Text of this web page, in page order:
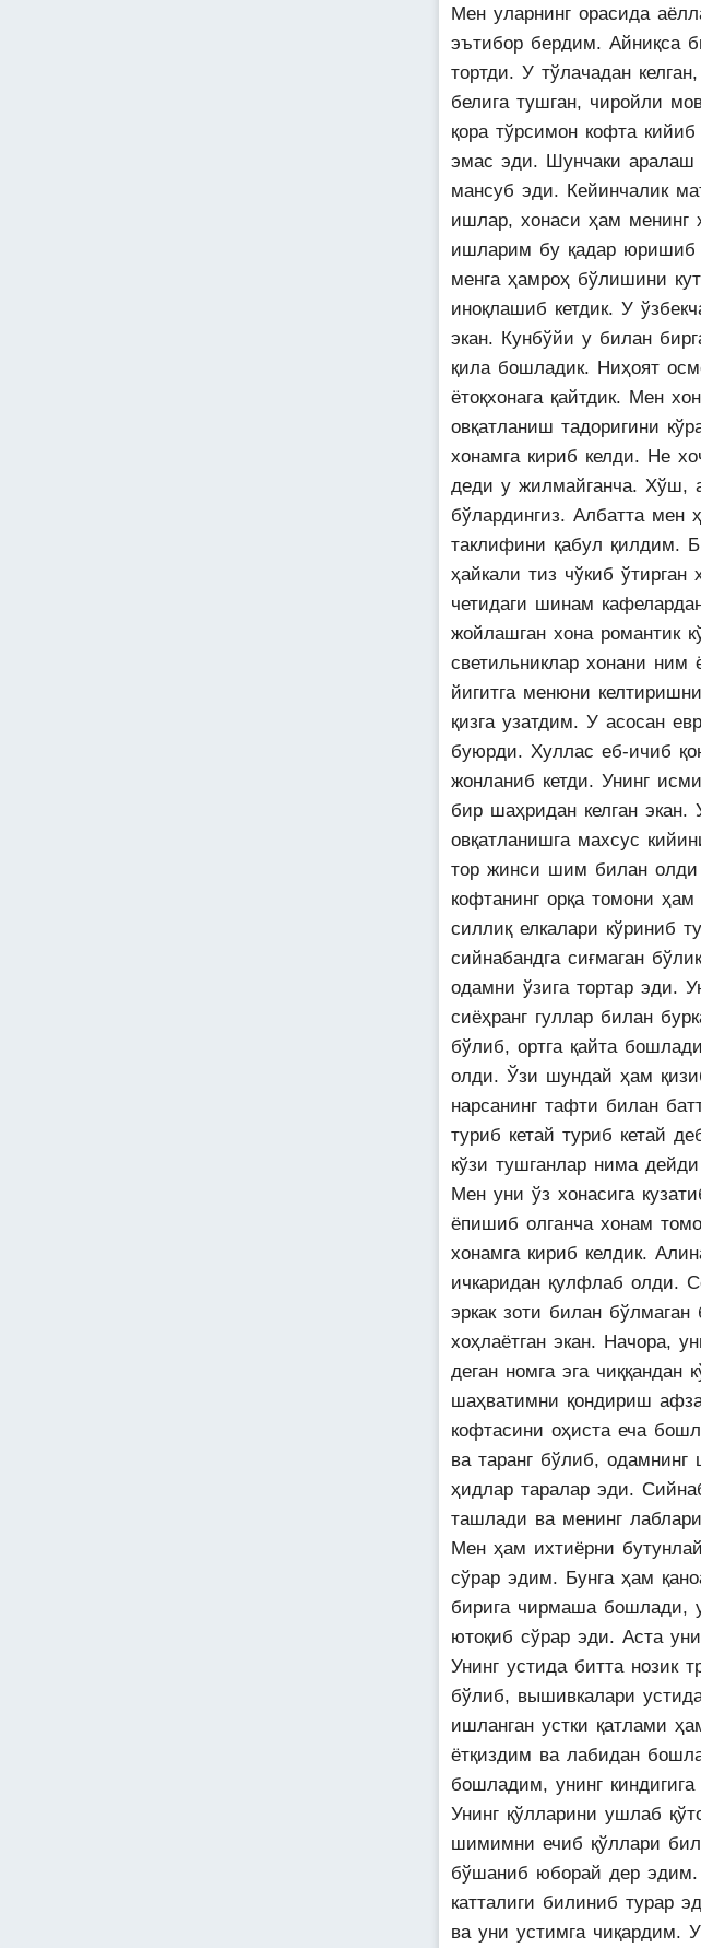
Мен уларнинг орасида
эътибор бердим. Айниқса
тортди. У тўлачадан
белига тушган, чиройли
қора тўрсимон кофта
эмас эди. Шунчаки аралаш
мансуб эди. Кейинчалик
ишлар, хонаси ҳам менинг
ишларим бу қадар юришиб
менга ҳамроҳ бўлишини
иноқлашиб кетдик. У
экан. Кунбўйи у билан
қила бошладик. Ниҳоят
ётоқхонага қайтдик. Мен
овқатланиш тадоригини
хонамга кириб келди. Не
деди у жилмайганча. Хўш,
бўлардингиз. Албатта мен
таклифини қабул қилдим.
ҳайкали тиз чўкиб
четидаги шинам
жойлашган хона романтик
светильниклар хонани
йигитга менюни
қизга узатдим. У асосан
буюрди. Хуллас еб-ичиб
жонланиб кетди. Унинг
бир шаҳридан келган
овқатланишга махсус
тор жинси шим билан олди
кофтанинг орқа томони
силлиқ елкалари кўриниб
сийнабандга сиғмаган
одамни ўзига тортар эди.
сиёҳранг гуллар билан
бўлиб, ортга қайта
олди. Ўзи шундай ҳам
нарсанинг тафти билан
туриб кетай туриб кетай
кўзи тушганлар нима
Мен уни ўз хонасига
ёпишиб олганча хонам
хонамга кириб келдик.
ичкаридан қулфлаб олди.
эркак зоти билан
хоҳлаётган экан. Начора,
деган номга эга чиққандан
шаҳватимни қондириш
кофтасини оҳиста еча
ва таранг бўлиб, одамнинг
ҳидлар таралар эди.
ташлади ва менинг
Мен ҳам ихтиёрни
сўрар эдим. Бунга ҳам
бирига чирмаша бошлади,
ютоқиб сўрар эди. Аста
Унинг устида битта нозик
бўлиб, вышивкалари
ишланган устки қатлами
ётқиздим ва лабидан
бошладим, унинг
Унинг қўлларини ушлаб
шимимни ечиб қўллари
бўшаниб юборай дер эдим.
катталиги билиниб турар
ва уни устимга